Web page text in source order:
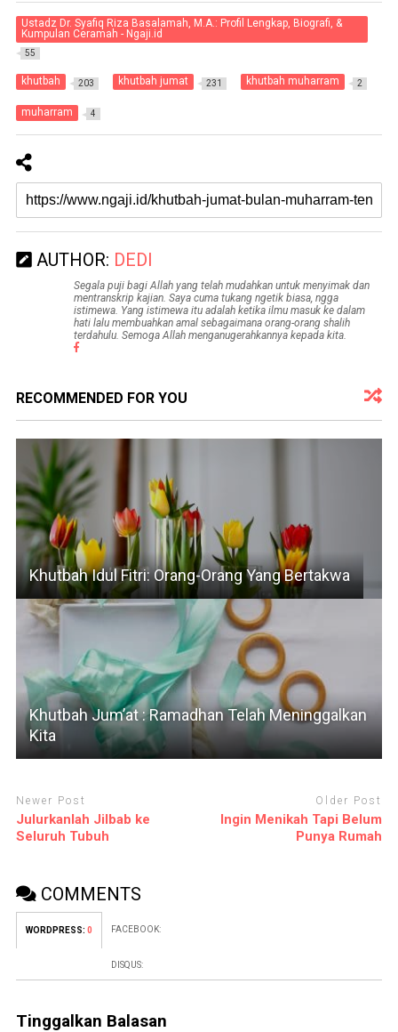
Ustadz Dr. Syafiq Riza Basalamah, M.A.: Profil Lengkap, Biografi, &
Kumpulan Ceramah - Ngaji.id
55
khutbah 203 khutbah jumat 231 khutbah muharram 2
muharram 4
AUTHOR: DEDI
Segala puji bagi Allah yang telah mudahkan untuk menyimak dan
mentranskrip kajian. Saya cuma tukang ngetik biasa, ngga
istimewa. Yang istimewa itu adalah ketika ilmu masuk ke dalam
hati lalu membuahkan amal sebagaimana orang-orang shalih
terdahulu. Semoga Allah menganugerahkannya kepada kita.
RECOMMENDED FOR YOU
Khutbah Idul Fitri: Orang-Orang Yang Bertakwa
Khutbah Jum’at : Ramadhan Telah Meninggalkan
Kita
Newer Post
Julurkanlah Jilbab ke
Seluruh Tubuh
Older Post
Ingin Menikah Tapi Belum
Punya Rumah
COMMENTS
WORDPRESS: 0 FACEBOOK:
DISQUS:
Tinggalkan Balasan